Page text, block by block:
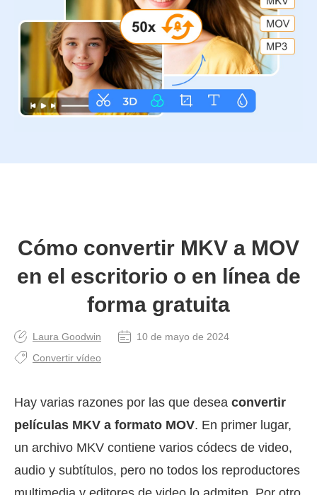
Cómo convertir MKV a MOV
en el escritorio o en línea de
forma gratuita
Laura Goodwin
10 de mayo de 2024
Convertir vídeo
Hay varias razones por las que desea convertir
películas MKV a formato MOV. En primer lugar,
un archivo MKV contiene varios códecs de video,
audio y subtítulos, pero no todos los reproductores